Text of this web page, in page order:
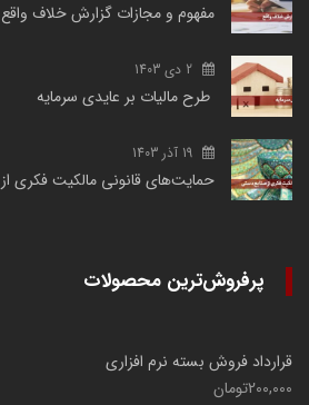
مفهوم و مجازات گزارش خلاف واقع
2 دی 1403
طرح مالیات بر عایدی سرمایه
19 آذر 1403
حمایت‌های قانونی مالکیت فکری
پرفروش‌ترین محصولات
قرارداد فروش بسته نرم افزاری
200,000تومان